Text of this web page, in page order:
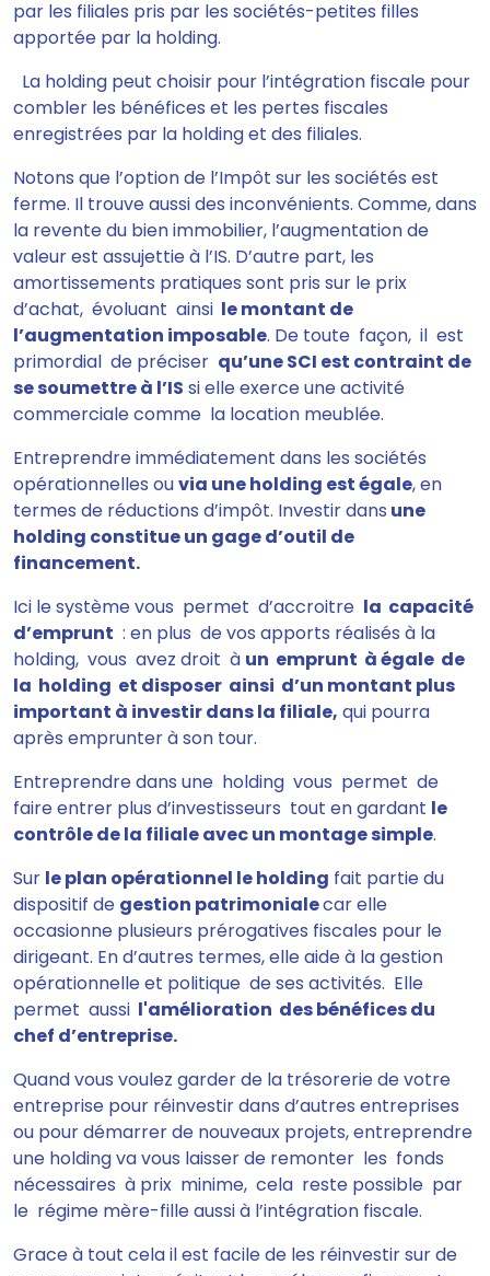
par les filiales pris par les sociétés-petites filles
apportée par la holding.
La holding peut choisir pour l’intégration fiscale pour
combler les bénéfices et les pertes fiscales
enregistrées par la holding et des filiales.
Notons que l’option de l’Impôt sur les sociétés est
ferme. Il trouve aussi des inconvénients. Comme, dans
la revente du bien immobilier, l’augmentation de
valeur est assujettie à l’IS. D’autre part, les
amortissements pratiques sont pris sur le prix
d’achat, évoluant ainsi le montant de
l’augmentation imposable. De toute façon, il est
primordial de préciser qu’une SCI est contraint de
se soumettre à l’IS si elle exerce une activité
commerciale comme la location meublée.
Entreprendre immédiatement dans les sociétés
opérationnelles ouvia une holding est égale,en
termes de réductions d’impôt. Investir dans une
holding constitue un gage d’outil de
financement.
Ici le système vous permet d’accroitre la capacité
d’emprunt : en plus de vos apports réalisés à la
holding, vous avez droit à un emprunt à égale de
la holding et disposer ainsi d’un montant plus
important à investir dans la filiale, qui pourra
après emprunter à son tour.
Entreprendre dans une holding vous permet de
faire entrer plus d’investisseurs tout en gardant le
contrôle de la filiale avec un montage simple.
Sur le plan opérationnel le holding fait partie du
dispositif de gestion patrimonialecar elle
occasionne plusieurs prérogatives fiscales pour le
dirigeant. En d’autres termes, elle aide à la gestion
opérationnelle et politique de ses activités. Elle
permet aussi l'amélioration des bénéfices du
chef d’entreprise.
Quand vous voulez garder de la trésorerie de votre
entreprise pour réinvestir dans d’autres entreprises
ou pour démarrer de nouveaux projets, entreprendre
une holding va vous laisser de remonter les fonds
nécessaires à prix minime, cela reste possible par
le régime mère-fille aussi à l’intégration fiscale.
Grace à tout cela il est facile de les réinvestir sur de